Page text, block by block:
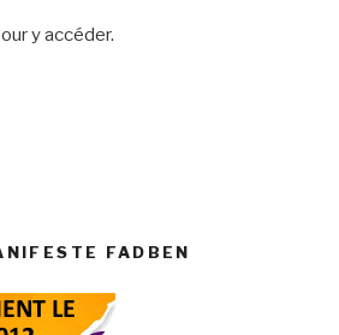
y accéder.
FADBEN